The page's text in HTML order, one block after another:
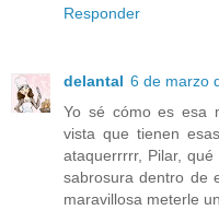
Responder
delantal 6 de marzo
Yo sé cómo es esa
vista que tienen
ataquerrrrr, Pilar,
sabrosura dentro de
maravillosa meterle